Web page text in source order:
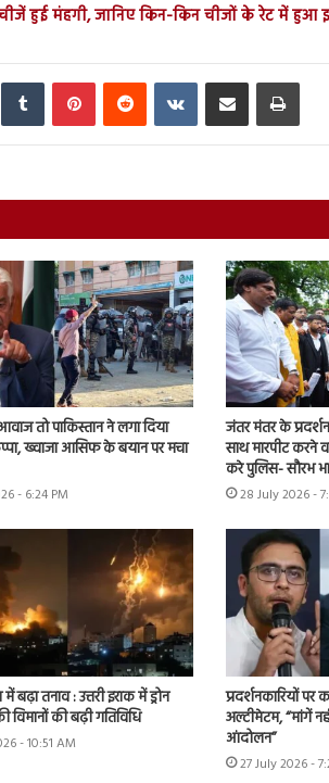
हुई मंहगी, जानिए किन-किन चीजों के रेट में हुआ
Tumblr PinterestReddit VKontakteShare via Email Print
तो पाकिस्तान ने लगा दिया
ख्वाजा आसिफ के बयान पर मचा
- 6:24 PM
जंतर मंतर के
साथ मारपीट करने
करे पुलिस- सौरभ
28 July 2026 -
बढ़ा तनाव : उत्तरी इराक में ड्रोन
की बढ़ी गतिविधि
- 10:51 AM
प्रदर्शनकारियों पर
अल्टीमेटम, “मांगें
आंदोलन”
27 July 2026 -